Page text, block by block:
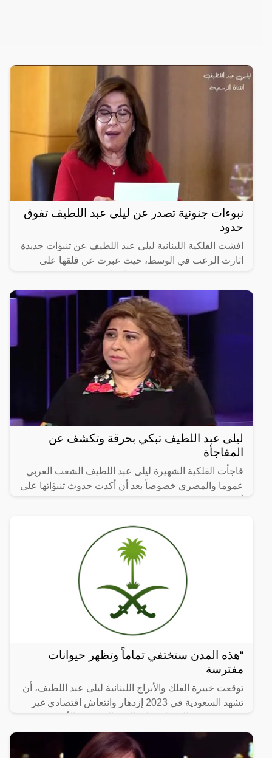
نبوءات جنونية تصدر عن ليلى عبد اللطيف تفوق
حدود
افشت الفلكية اللبنانية ليلى عبد اللطيف عن تنبؤات جديدة
اثارت الرعب في الوسط، حيث عبرت عن قلقها على
ليلى عبد اللطيف تبكي بحرقة وتكشف عن
المفاجأة
فاجأت الفلكية الشهيرة ليلى عبد اللطيف الشعب العربي
عموما والمصري خصوصاً بعد أن أكدت حدوث تنبؤاتها على
“هذه المدن ستختفي تماماً وتظهر حيوانات
مفترسة
توقعت خبيرة الفلك والأبراج اللبنانية ليلى عبد اللطيف، أن
تشهد السعودية في 2023 إزدهار وانتعاش اقتصادي غير
بن